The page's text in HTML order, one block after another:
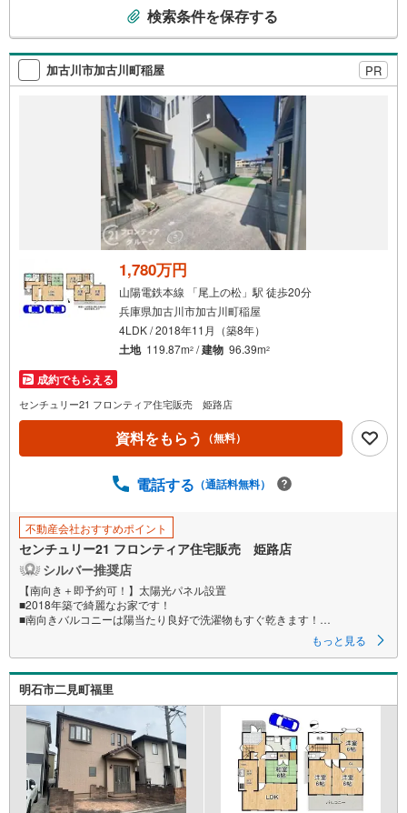
合せください！
検
索
条
イ
ペ
ー
す
る
検索条件を保存する
加古川市加古川町稲屋 PR
1,780万円
山陽電鉄本線 「尾上の松」駅 徒歩20分
兵庫県加古川市加古川町稲屋
4LDK / 2018年11月（築8年）
土地 119.87m2 /建物 96.39m2
成約でもらえる
センチュリー21 フロンティア住宅販売 姫路店
資料をもらう （無料）
電話する （通話料無料）
不動産会社おすすめポイント
センチュリー21 フロンティア住宅販売 姫路店
シルバー推奨店
【南向き＋即予約可！】太陽光パネル設置
■2018年築で綺麗なお家です！
■南向きバルコニーは陽当たり良好で洗濯物もすぐ乾きます！
■カウンターキッチンのため、お子様の様子を見ながらお料理ができますね
特徴
・リビング横には和室があり子供の遊び場や昼寝スペースなど用途多彩に
使えます
・浴室乾燥機など家事に便利な設備が豊富です！
・2面採光につき窓が多く風通しも良好ですね
・LDK16帖！南側の窓から光が差し込み気持ちの良いリビングです
立地
・加古川市立鳩里小学校まで徒歩約14分
・加古川市加古川中学校まで徒歩約21分
もっと見る
明石市二見町福里